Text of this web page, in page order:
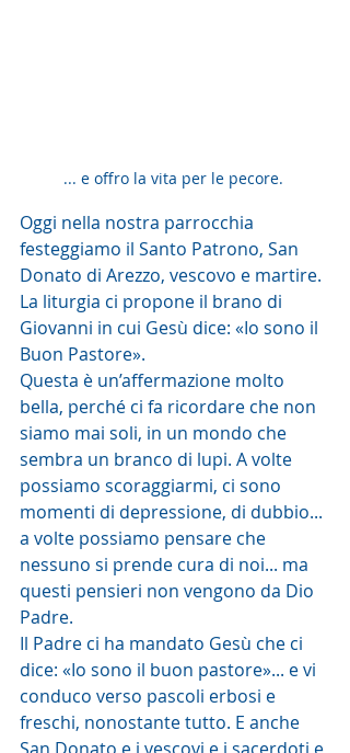
... e offro la vita per le pecore.
Oggi nella nostra parrocchia
festeggiamo il Santo Patrono, San
Donato di Arezzo, vescovo e martire.
La liturgia ci propone il brano di
Giovanni in cui Gesù dice: «Io sono il
Buon Pastore».
Questa è un’affermazione molto
bella, perché ci fa ricordare che non
siamo mai soli, in un mondo che
sembra un branco di lupi. A volte
possiamo scoraggiarmi, ci sono
momenti di depressione, di dubbio...
a volte possiamo pensare che
nessuno si prende cura di noi... ma
questi pensieri non vengono da Dio
Padre.
Il Padre ci ha mandato Gesù che ci
dice: «Io sono il buon pastore»... e vi
conduco verso pascoli erbosi e
freschi, nonostante tutto. E anche